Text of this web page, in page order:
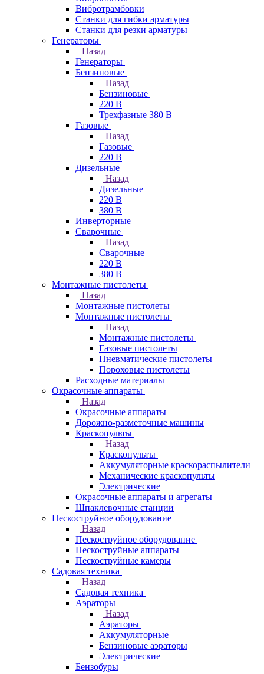
Вибротрамбовки
Станки для гибки арматуры
Станки для резки арматуры
Генераторы
Назад
Генераторы
Бензиновые
Назад
Бензиновые
220 В
Трехфазные 380 В
Газовые
Назад
Газовые
220 В
Дизельные
Назад
Дизельные
220 В
380 В
Инверторные
Сварочные
Назад
Сварочные
220 В
380 В
Монтажные пистолеты
Назад
Монтажные пистолеты
Монтажные пистолеты
Назад
Монтажные пистолеты
Газовые пистолеты
Пневматические пистолеты
Пороховые пистолеты
Расходные материалы
Окрасочные аппараты
Назад
Окрасочные аппараты
Дорожно-разметочные машины
Краскопульты
Назад
Краскопульты
Аккумуляторные краскораспылители
Механические краскопульты
Электрические
Окрасочные аппараты и агрегаты
Шпаклевочные станции
Пескоструйное оборудование
Назад
Пескоструйное оборудование
Пескоструйные аппараты
Пескоструйные камеры
Садовая техника
Назад
Садовая техника
Аэраторы
Назад
Аэраторы
Аккумуляторные
Бензиновые аэраторы
Электрические
Бензобуры